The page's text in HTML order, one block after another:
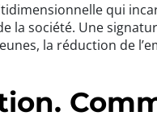
qui
la société. Une
la réduction de